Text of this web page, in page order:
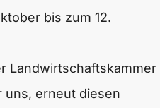
bis zum 12.
Landwirtschaftskammer
uns, erneut diesen